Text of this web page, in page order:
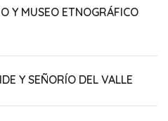
Y MUSEO ETNOGRÁFICO
Y SEÑORÍO DEL VALLE